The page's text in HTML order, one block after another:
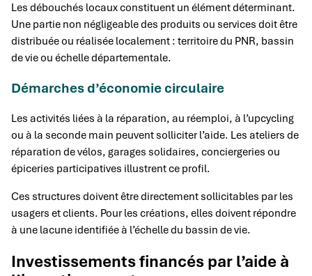
Les débouchés locaux constituent un élément déterminant.
Une partie non négligeable des produits ou services doit être
distribuée ou réalisée localement : territoire du PNR, bassin
de vie ou échelle départementale.
Démarches d’économie circulaire
Les activités liées à la réparation, au réemploi, à l’upcycling
ou à la seconde main peuvent solliciter l’aide. Les ateliers de
réparation de vélos, garages solidaires, conciergeries ou
épiceries participatives illustrent ce profil.
Ces structures doivent être directement sollicitables par les
usagers et clients. Pour les créations, elles doivent répondre
à une lacune identifiée à l’échelle du bassin de vie.
Investissements financés par l’aide à